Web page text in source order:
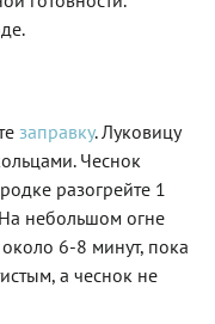
заправку. Луковицу
Чеснок
разогрейте 1
небольшом огне
6-8 минут, пока
а чеснок не